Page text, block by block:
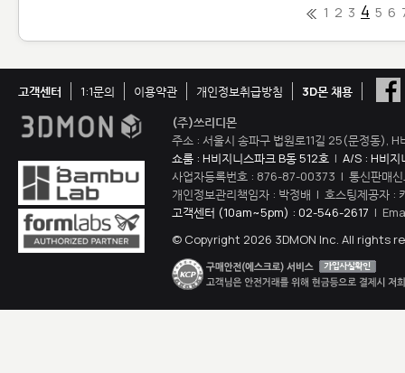
1 2 3 4 5 6
고객센터 1:1문의 이용약관 개인정보취급방침
3D몬 채용
(주)쓰리디몬
주소 : 서울시 송파구 법원로11길 25(문정동),
쇼룸 : H비지니스파크 B동 512호 | A/S : H비지
사업자등록번호 : 876-87-00373 | 통신판매
개인정보관리책임자 : 박정배 | 호스팅제공자 :
고객센터 (10am~5pm) : 02-546-2617 |
© Copyright 2026 3DMON Inc. All rights